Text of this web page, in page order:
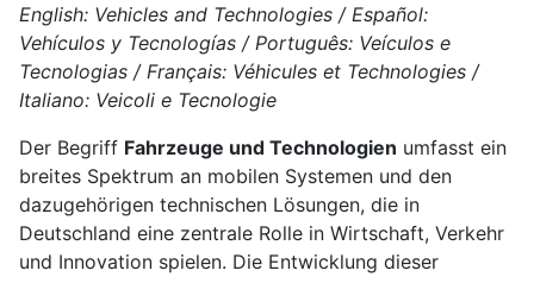
English: Vehicles and Technologies / Español:
Vehículos y Tecnologías / Português: Veículos e
Tecnologias / Français: Véhicules et Technologies /
Italiano: Veicoli e Tecnologie
Der Begriff Fahrzeuge und Technologien umfasst ein
breites Spektrum an mobilen Systemen und den
dazugehörigen technischen Lösungen, die in
Deutschland eine zentrale Rolle in Wirtschaft, Verkehr
und Innovation spielen. Die Entwicklung dieser